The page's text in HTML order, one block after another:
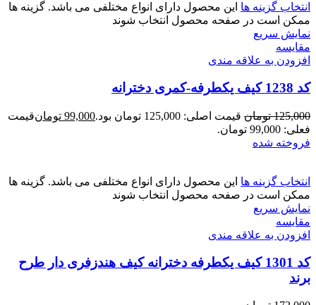
انتخاب گزینه ها این محصول دارای انواع مختلفی می باشد. گزینه ها
ممکن است در صفحه محصول انتخاب شوند
نمایش سریع
مقايسه
افزودن به علاقه مندی
کد 1238 کیف یکطرفه-کمری دخترانه
125,000 تومان قیمت اصلی: 125,000 تومان بود. 99,000 تومانقیمت
فعلی: 99,000 تومان.
فروخته شده
انتخاب گزینه ها این محصول دارای انواع مختلفی می باشد. گزینه ها
ممکن است در صفحه محصول انتخاب شوند
نمایش سریع
مقايسه
افزودن به علاقه مندی
کد 1301 کیف یکطرفه دخترانه کیف هندزفری دار طرح
برند